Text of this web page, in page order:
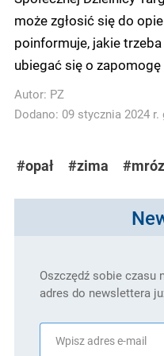
może zgłosić się do
poinformuje, jakie
ubiegać się o
Autor: PZ
Dodano: 09 stycznia 2024 r.
#opał #zima #mróz
Oszczędź sobie czasu
adres do newslettera